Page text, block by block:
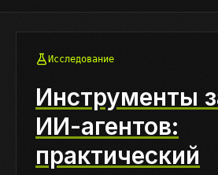
Исследование
Инструменты
ИИ-агентов:
практический